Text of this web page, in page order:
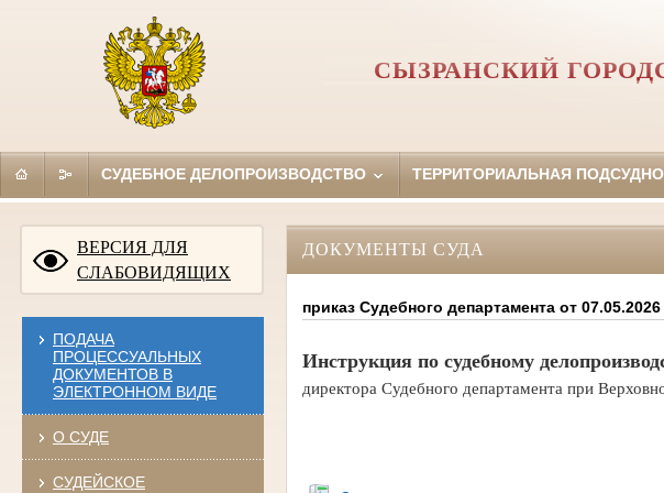
СЫЗРАНСКИЙ
СУДЕБНОЕ ДЕЛОПРОИЗВОДСТВО ТЕРРИТОРИАЛЬНАЯ
ВЕРСИЯ ДЛЯ
СЛАБОВИДЯЩИХ
ПОДАЧА
ПРОЦЕССУАЛЬНЫХ
ДОКУМЕНТОВ В
ЭЛЕКТРОННОМ ВИДЕ
О СУДЕ
СУДЕЙСКОЕ
ДОКУМЕНТЫ СУДА
приказ Судебного департамента от
Инструкция по судебному
директора Судебного департамента при